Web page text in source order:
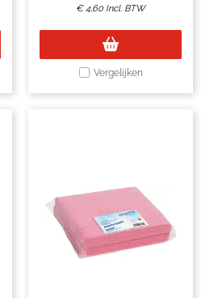
€4,60 Incl. BTW
Vergelijken